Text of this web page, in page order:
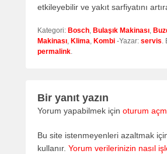
etkileyebilir ve yakıt sarfiyatını
Kategori: Bosch, Bulaşık Makinası,
Makinası, Klima, Kombi -Yazar: servis.
permalink.
Bir yanıt yazın
Yorum yapabilmek için oturum
Bu site istenmeyenleri azaltmak
kullanır. Yorum verilerinizin nasıl